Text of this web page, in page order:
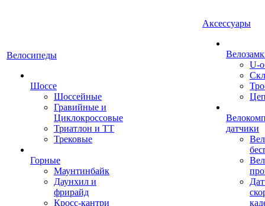
Велосипеды
Шоссе
Шоссейные
Гравийные и
Циклокроссовые
Триатлон и ТТ
Трековые
Горные
Маунтинбайк
Даунхил и
фрирайд
Кросс-кантри
Аксессуары
U-
датчики